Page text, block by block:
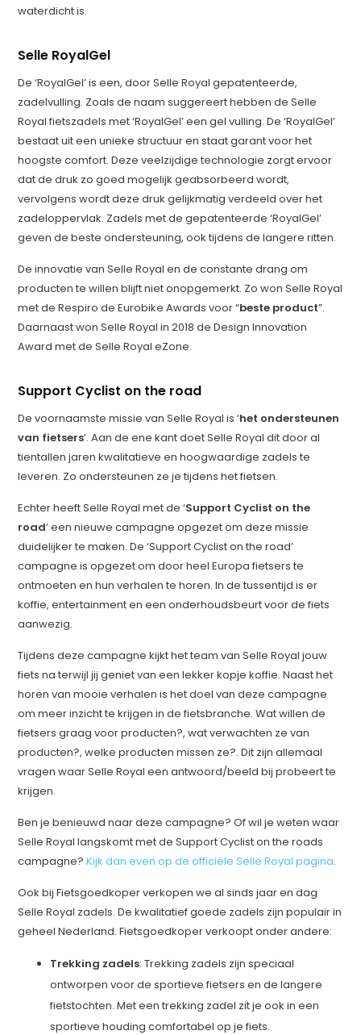
waterdicht is.
Selle RoyalGel
De ‘RoyalGel’ is een, door Selle Royal gepatenteerde,
zadelvulling. Zoals de naam suggereert hebben de Selle
Royal fietszadels met ‘RoyalGel’ een gel vulling. De ‘RoyalGel’
bestaat uit een unieke structuur en staat garant voor het
hoogste comfort. Deze veelzijdige technologie zorgt ervoor
dat de druk zo goed mogelijk geabsorbeerd wordt,
vervolgens wordt deze druk gelijkmatig verdeeld over het
zadeloppervlak. Zadels met de gepatenteerde ‘RoyalGel’
geven de beste ondersteuning, ook tijdens de langere ritten.
De innovatie van Selle Royal en de constante drang om
producten te willen blijft niet onopgemerkt. Zo won Selle Royal
met de Respiro de Eurobike Awards voor “beste product”.
Daarnaast won Selle Royal in 2018 de Design Innovation
Award met de Selle Royal eZone.
Support Cyclist on the road
De voornaamste missie van Selle Royal is ‘het ondersteunen
van fietsers’. Aan de ene kant doet Selle Royal dit door al
tientallen jaren kwalitatieve en hoogwaardige zadels te
leveren. Zo ondersteunen ze je tijdens het fietsen.
Echter heeft Selle Royal met de ‘Support Cyclist on the
road’ een nieuwe campagne opgezet om deze missie
duidelijker te maken. De ‘Support Cyclist on the road’
campagne is opgezet om door heel Europa fietsers te
ontmoeten en hun verhalen te horen. In de tussentijd is er
koffie, entertainment en een onderhoudsbeurt voor de fiets
aanwezig.
Tijdens deze campagne kijkt het team van Selle Royal jouw
fiets na terwijl jij geniet van een lekker kopje koffie. Naast het
horen van mooie verhalen is het doel van deze campagne
om meer inzicht te krijgen in de fietsbranche. Wat willen de
fietsers graag voor producten?, wat verwachten ze van
producten?, welke producten missen ze?. Dit zijn allemaal
vragen waar Selle Royal een antwoord/beeld bij probeert te
krijgen.
Ben je benieuwd naar deze campagne? Of wil je weten waar
Selle Royal langskomt met de Support Cyclist on the roads
campagne?Kijk dan even op de officiële Selle Royal pagina.
Ook bij Fietsgoedkoper verkopen we al sinds jaar en dag
Selle Royal zadels. De kwalitatief goede zadels zijn populair in
geheel Nederland. Fietsgoedkoper verkoopt onder andere:
Trekking zadels: Trekking zadels zijn speciaal
ontworpen voor de sportieve fietsers en de langere
fietstochten. Met een trekking zadel zit je ook in een
sportieve houding comfortabel op je fiets.